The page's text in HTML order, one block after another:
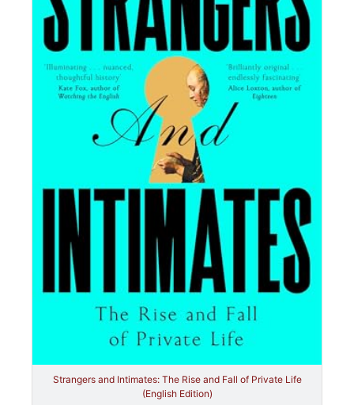
Strangers and Intimates: The Rise and Fall of Private Life
(English Edition)